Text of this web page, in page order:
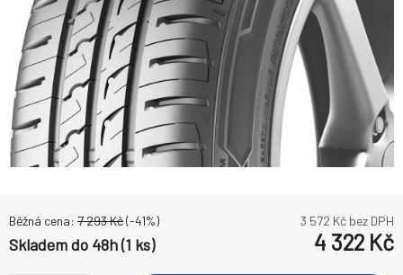
Běžná cena: 7 293Kč(-41%) 3 572 Kč bez DPH
Skladem do 48h (1 ks) 4 322 Kč